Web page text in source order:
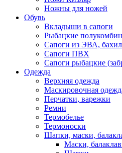
Ножны для ножей
Обувь
Вкладыши в сапоги
Рыбацкие
Сапоги из ЭВА,
Сапоги ПВХ
Сапоги рыбацкие
Одежда
Верхняя одежда
Маскировочная
Перчатки, варежки
Ремни
Термобелье
Термоноски
Шапки, маски,
Маски,